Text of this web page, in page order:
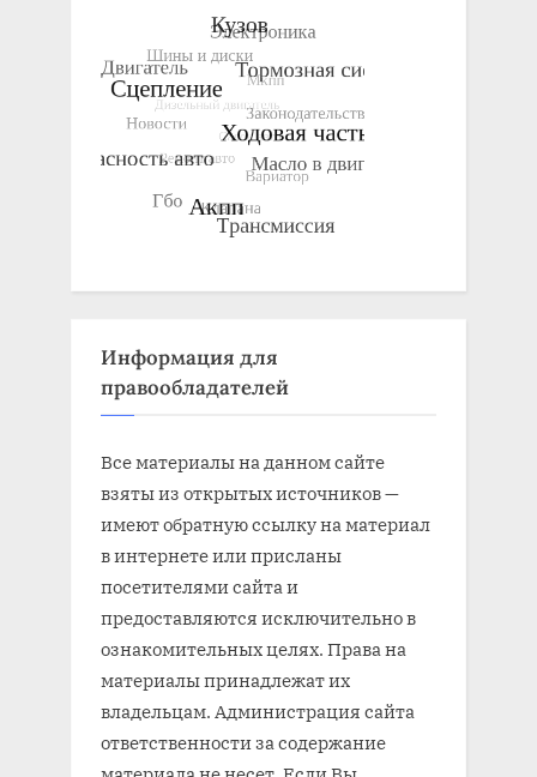
Информация для
правообладателей
Все материалы на данном сайте
взяты из открытых источников —
имеют обратную ссылку на материал
в интернете или присланы
посетителями сайта и
предоставляются исключительно в
ознакомительных целях. Права на
материалы принадлежат их
владельцам. Администрация сайта
ответственности за содержание